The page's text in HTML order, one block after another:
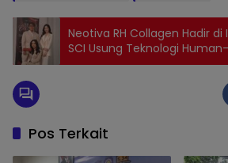
Neotiva RH Collagen Hadir di
SCI Usung Teknologi
Bersertifikasi Halal
Pos Terkait